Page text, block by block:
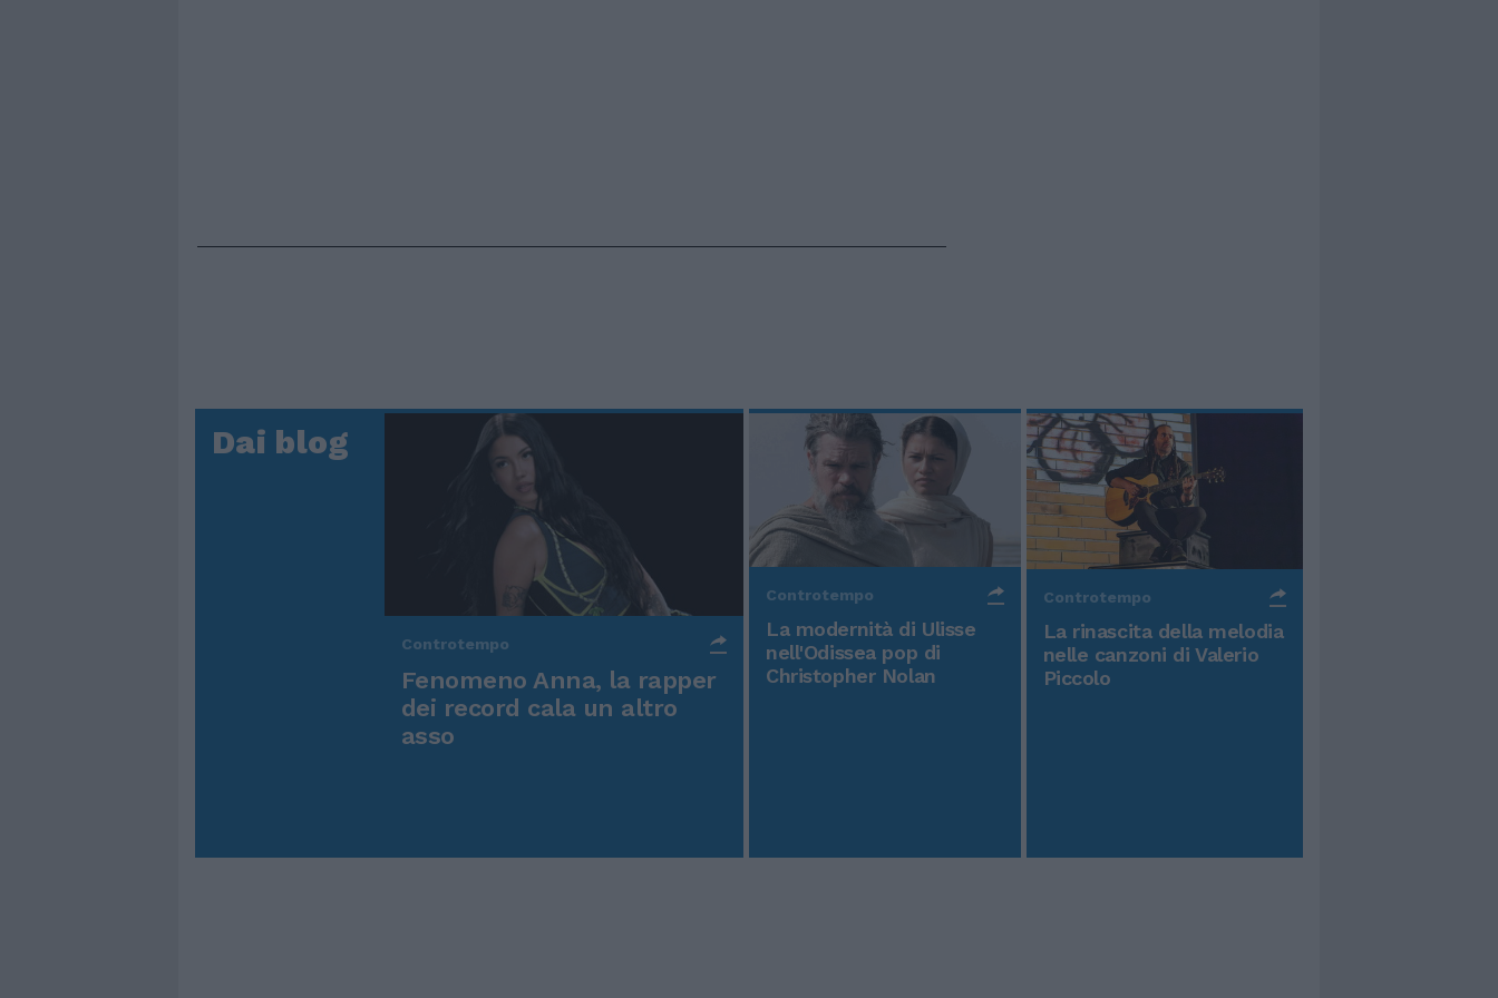
Dai blog
Controtempo
Fenomeno Anna, la rapper
dei record cala un altro
asso
Controtempo
La modernità di Ulisse
nell'Odissea pop di
Christopher Nolan
Controtempo
La rinascita della melodia
nelle canzoni di Valerio
Piccolo